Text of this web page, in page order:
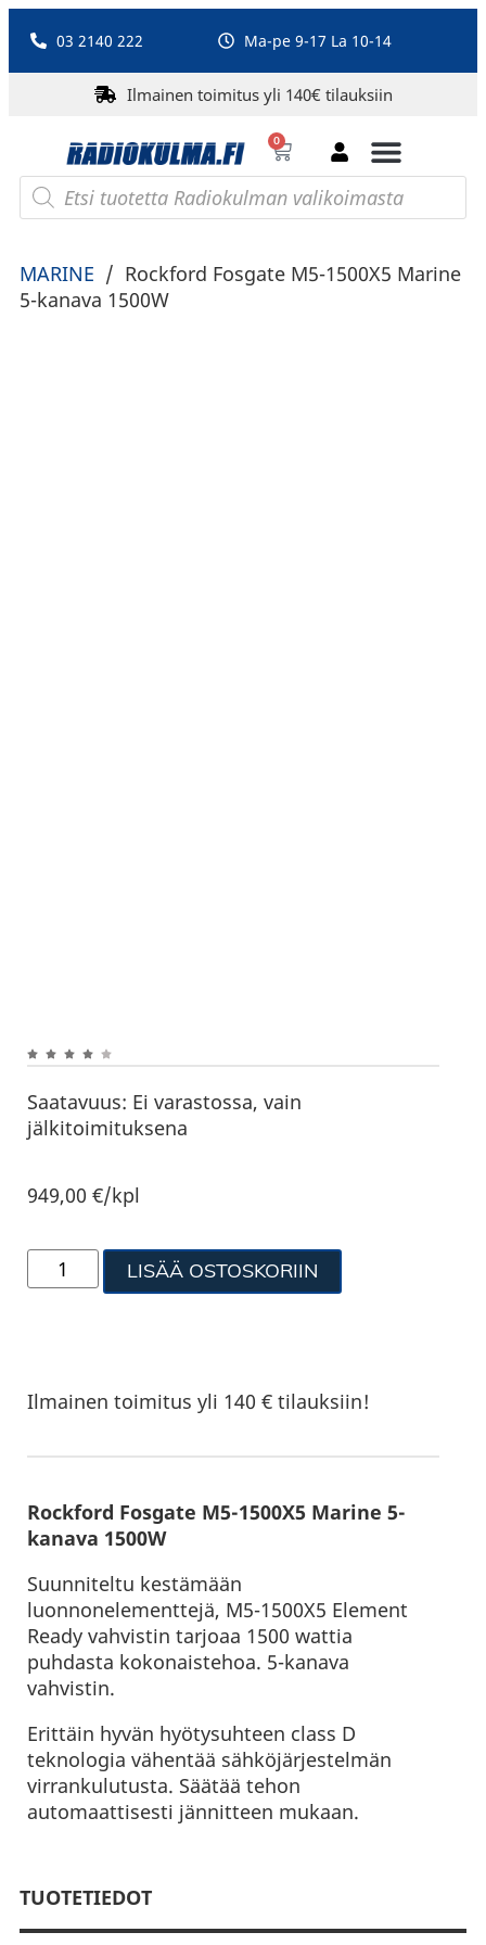
03 2140 222 Ma-pe 9-17 La 10-14
Ilmainen toimitus yli 140€ tilauksiin
0
MARINE / Rockford Fosgate M5-1500X5 Marine
5-kanava 1500W
Saatavuus: Ei varastossa, vain
jälkitoimituksena
949,00€/kpl
LISÄÄ OSTOSKORIIN
Ilmainen toimitus yli 140 € tilauksiin!
Rockford Fosgate M5-1500X5 Marine 5-
kanava 1500W
Suunniteltu kestämään
luonnonelementtejä, M5-1500X5 Element
Ready vahvistin tarjoaa 1500 wattia
puhdasta kokonaistehoa. 5-kanava
vahvistin.
Erittäin hyvän hyötysuhteen class D
teknologia vähentää sähköjärjestelmän
virrankulutusta. Säätää tehon
automaattisesti jännitteen mukaan.
TUOTETIEDOT